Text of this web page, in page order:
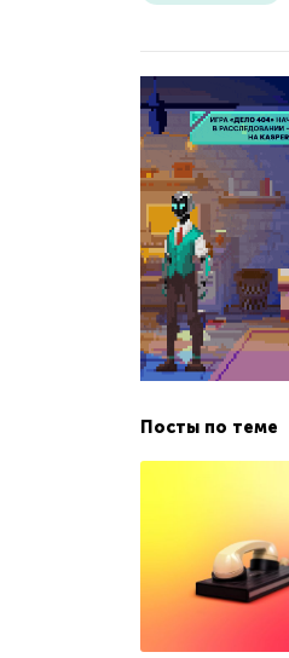
Посты по теме